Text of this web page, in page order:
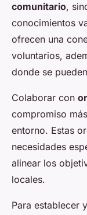
comunitario,
conocimientos
ofrecen una
voluntarios,
donde se
Colaborar con
compromiso
entorno. Estas
necesidades
alinear los
locales.
Para establecer